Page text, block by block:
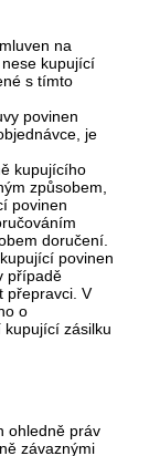
na
kupující
s tímto
povinen
je
kupujícího
způsobem,
povinen
doručení.
povinen
případě
přepravci. V
o
kupující zásilku
práv
závaznými